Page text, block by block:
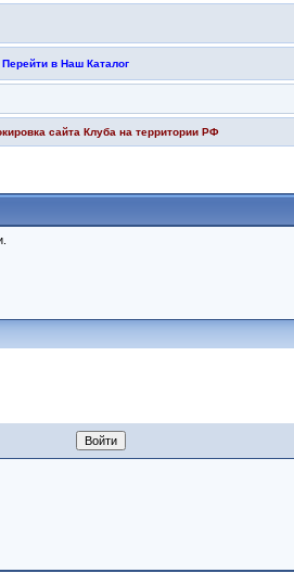
Перейти в Наш Каталог
сайта Клуба на территории РФ